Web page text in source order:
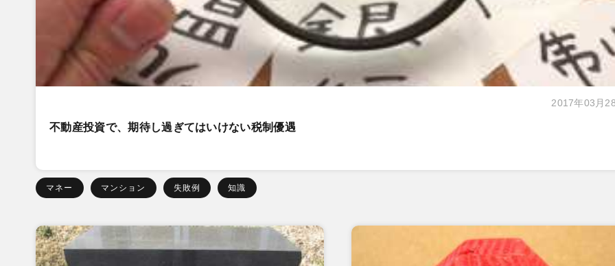
2017年03月
不動産投資で、期待し過ぎてはいけない税制優遇
マネー マンション 失敗例 知識